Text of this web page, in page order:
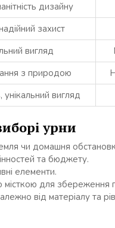
дизайну
захист
вигляд
з природою
унікальний вигляд
урни
чи домашня
та бюджету.
елементи.
місткою для збереження
від матеріалу та